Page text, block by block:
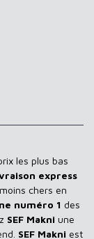
les plus bas
express
chers en
numéro 1 des
SEF Makni une
SEF Makni est